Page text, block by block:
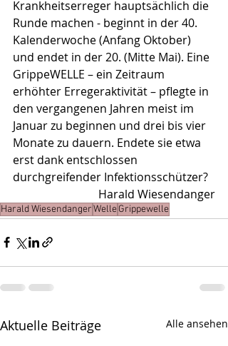
Krankheitserreger hauptsächlich die
Runde machen - beginnt in der 40.
Kalenderwoche (Anfang Oktober)
und endet in der 20. (Mitte Mai). Eine
GrippeWELLE – ein Zeitraum
erhöhter Erregeraktivität – pflegte in
den vergangenen Jahren meist im
Januar zu beginnen und drei bis vier
Monate zu dauern. Endete sie etwa
erst dank entschlossen
durchgreifender Infektionsschützer?
Harald Wiesendanger
Harald WiesendangerWelleGrippewelle
Aktuelle Beiträge Alle ansehen